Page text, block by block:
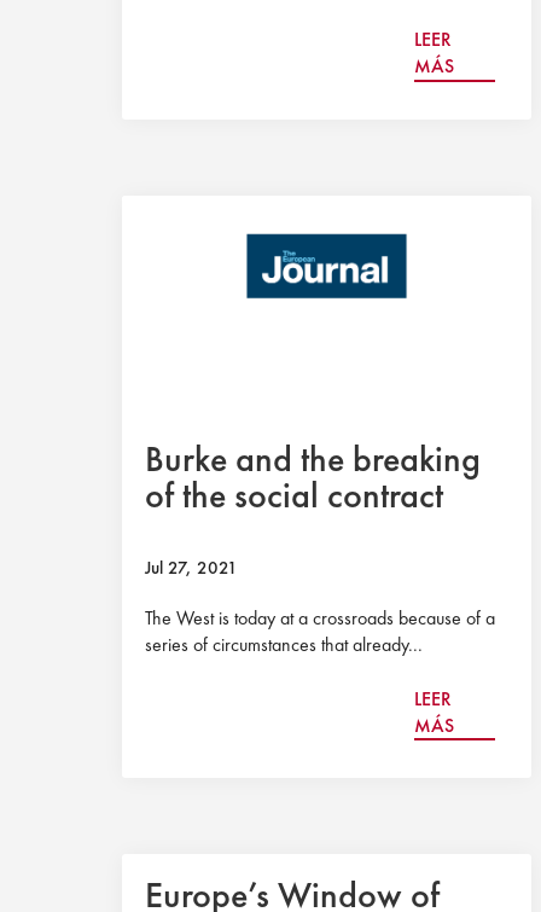
LEER
MÁS
Burke and the breaking
of the social contract
Jul 27, 2021
The West is today at a crossroads because of a
series of circumstances that already...
LEER
MÁS
Europe’s Window of